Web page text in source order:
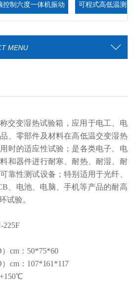
制六度一体机振动 可程式高低温测试箱
MENU
交变湿热试验箱 ， 应用于电工、电
、零部件及材料在高低温交变湿热
时的适应性试验；是各类电子、电
和器件进行耐寒、耐热、耐湿、耐
靠性测试设备；特别适用于光纤、
、电池、电脑、手机等产品的耐高
试验。
225F
cm ： 50*75*60
cm ： 107*161*117